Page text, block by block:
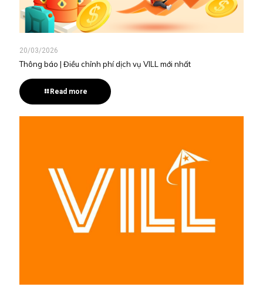
20/03/2026
Thông báo | Điều chỉnh phí dịch vụ VILL mới nhất
Read more